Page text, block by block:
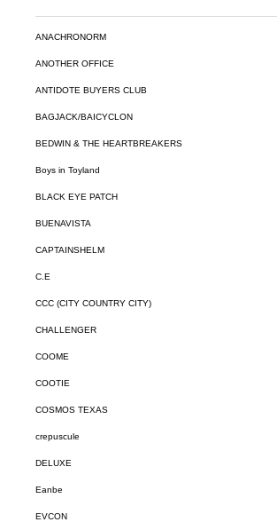
ANACHRONORM
ANOTHER OFFICE
ANTIDOTE BUYERS CLUB
BAGJACK/BAICYCLON
BEDWIN & THE HEARTBREAKERS
Boys in Toyland
BLACK EYE PATCH
BUENAVISTA
CAPTAINSHELM
C.E
CCC (CITY COUNTRY CITY)
CHALLENGER
COOME
COOTIE
COSMOS TEXAS
crepuscule
DELUXE
Eanbe
EVCON